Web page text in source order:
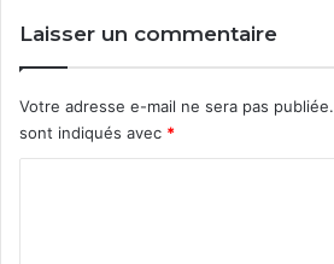
Laisser un commentaire
Votre adresse e-mail ne sera pas publiée.
sont indiqués avec *